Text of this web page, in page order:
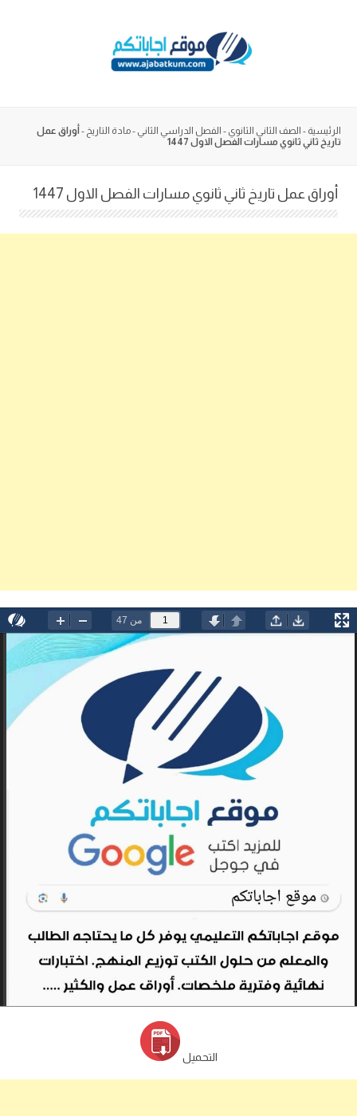
الرئيسية - الصف الثاني الثانوي - الفصل الدراسي الثاني -مادة التاريخ - أوراق عمل
تاريخ ثاني ثانوي مسارات الفصل الاول 1447
أوراق عمل تاريخ ثاني ثانوي مسارات الفصل الاول 1447
التحميل